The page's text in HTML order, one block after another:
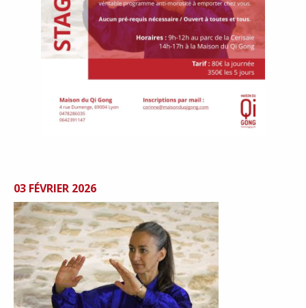
03 FÉVRIER 2026